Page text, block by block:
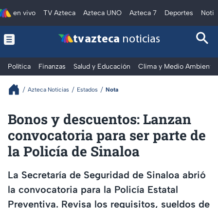
en vivo TV Azteca Azteca UNO Azteca 7 Deportes
tv azteca noticias
Política Finanzas Salud y Educación Clima y Medio Ambiente
Azteca Noticias Estados Nota
Bonos y descuentos: Lanzan
convocatoria para ser parte de
la Policía de Sinaloa
La Secretaría de Seguridad de Sinaloa abrió
la convocatoria para la Policía Estatal
Preventiva. Revisa los requisitos, sueldos de